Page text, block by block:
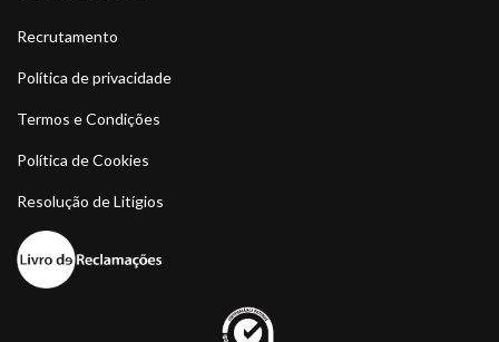
Recrutamento
Política de privacidade
Termos e Condições
Política de Cookies
Resolução de Litígios